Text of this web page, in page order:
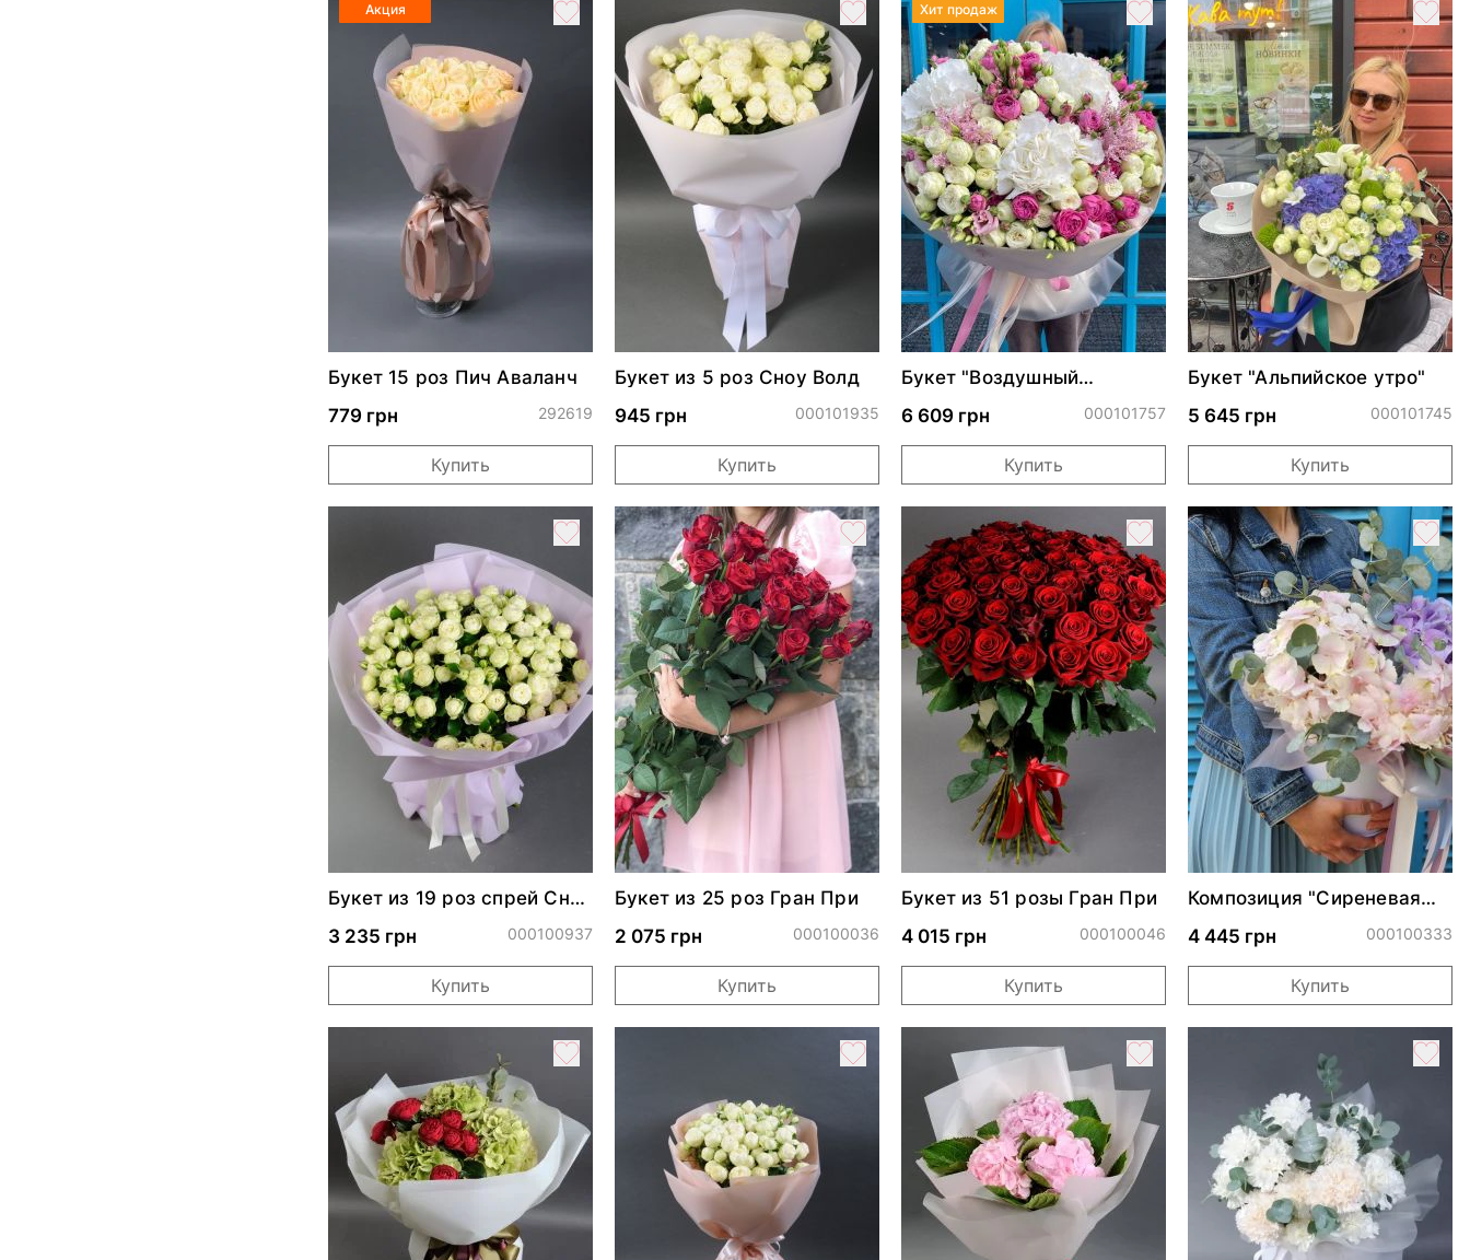
Акция
Букет 15 роз Пич Аваланч
779 грн
292619
Купить
Букет из 5 роз Сноу Волд
945 грн
000101935
Купить
Хит продаж
Букет "Воздушный
6 609 грн
000101757
Купить
Букет "Альпийское утро"
5 645 грн
000101745
Купить
Букет из 19 роз спрей Сноу
3 235 грн
000100937
Купить
Букет из 25 роз Гран При
2 075 грн
000100036
Купить
Букет из 51 розы Гран При
4 015 грн
000100046
Купить
Композиция "Сиреневая
4 445 грн
000100333
Купить